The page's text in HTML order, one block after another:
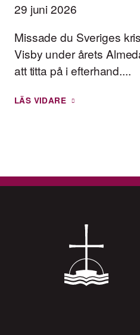
29 juni 2026
Missade du Sveriges
Visby under årets
att titta på i efterhand....
LÄS VIDARE